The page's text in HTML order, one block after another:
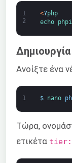
1
2
<?php
echo
Ανοίξτε ένα
1 $ nano
Τώρα,
ετικέτα tier: